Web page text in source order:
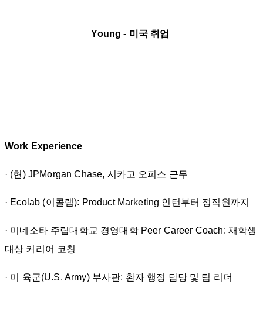
Young - 미국 취업
Work Experience
· (현) JPMorgan Chase, 시카고 오피스 근무
· Ecolab (이콜랩): Product Marketing 인턴부터 정직원까지
· 미네소타 주립대학교 경영대학 Peer Career Coach: 재학생
대상 커리어 코칭
· 미 육군(U.S. Army) 부사관: 환자 행정 담당 및 팀 리더